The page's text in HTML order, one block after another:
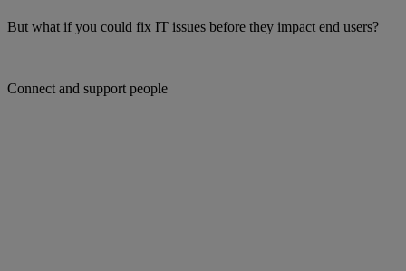
But what if you could fix IT issues before they impact end users?
Connect and support people